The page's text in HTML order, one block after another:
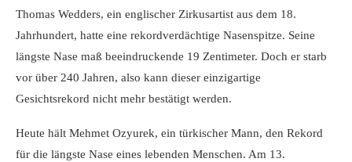
Thomas Wedders, ein englischer Zirkusartist aus dem 18.
Jahrhundert, hatte eine rekordverdächtige Nasenspitze. Seine
längste Nase maß beeindruckende 19 Zentimeter. Doch er starb
vor über 240 Jahren, also kann dieser einzigartige
Gesichtsrekord nicht mehr bestätigt werden.
Heute hält Mehmet Ozyurek, ein türkischer Mann, den Rekord
für die längste Nase eines lebenden Menschen. Am 13.